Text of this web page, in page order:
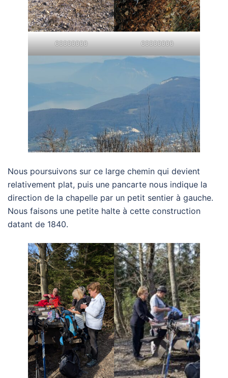
00000000 00000000
Nous poursuivons sur ce large chemin qui devient
relativement plat, puis une pancarte nous indique la
direction de la chapelle par un petit sentier à gauche.
Nous faisons une petite halte à cette construction
datant de 1840.